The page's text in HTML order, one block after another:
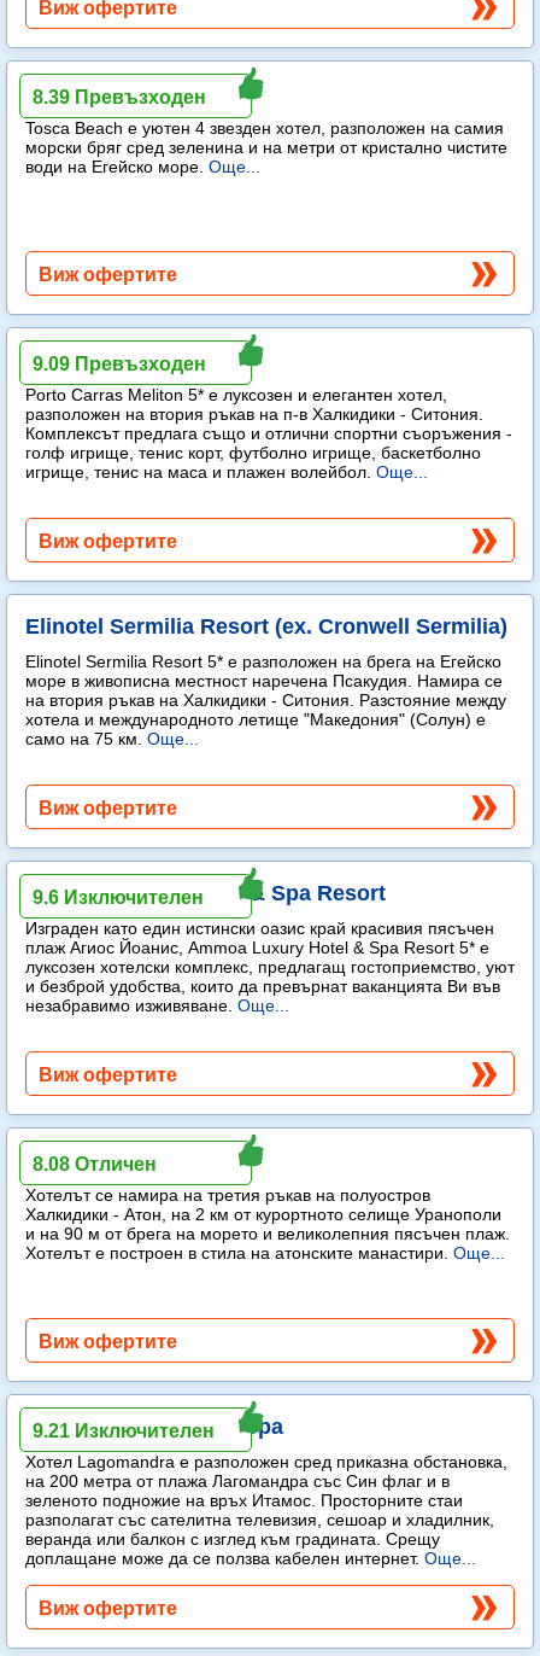
Виж офертите
Tosca Beach
Tosca Beach е уютен 4 звезден хотел, разположен на самия
морски бряг сред зеленина и на метри от кристално чистите
води на Егейско море. Още...
8.39 Превъзходен
Виж офертите
Porto Carras Meliton
Porto Carras Meliton 5* е луксозен и елегантен хотел,
разположен на втория ръкав на п-в Халкидики - Ситония.
Комплексът предлага също и отлични спортни съоръжения -
голф игрище, тенис корт, футболно игрище, баскетболно
игрище, тенис на маса и плажен волейбол. Още...
9.09 Превъзходен
Виж офертите
Elinotel Sermilia Resort (ex. Cronwell Sermilia)
Elinotel Sermilia Resort 5* е разположен на брега на Егейско
море в живописна местност наречена Псакудия. Намира се
на втория ръкав на Халкидики - Ситония. Разстояние между
хотела и международното летище "Македония" (Солун) е
само на 75 км. Още...
Виж офертите
Ammoa Luxury Hotel & Spa Resort
Изграден като един истински оазис край красивия пясъчен
плаж Агиос Йоанис, Ammoa Luxury Hotel & Spa Resort 5* е
луксозен хотелски комплекс, предлагащ гостоприемство, уют
и безброй удобства, които да превърнат ваканцията Ви във
незабравимо изживяване. Още...
9.6 Изключителен
Виж офертите
Akrathos Beach Hotel
Хотелът се намира на третия ръкав на полуостров
Халкидики - Атон, на 2 км от курортното селище Уранополи
и на 90 м от брега на морето и великолепния пясъчен плаж.
Хотелът е построен в стила на атонските манастири. Още...
8.08 Отличен
Виж офертите
Lagomandra Hotel & Spa
Хотел Lagomandra е разположен сред приказна обстановка,
на 200 метра от плажа Лагомандра със Син флаг и в
зеленото подножие на връх Итамос. Просторните стаи
разполагат със сателитна телевизия, сешоар и хладилник,
веранда или балкон с изглед към градината. Срещу
доплащане може да се ползва кабелен интернет. Още...
9.21 Изключителен
Виж офертите